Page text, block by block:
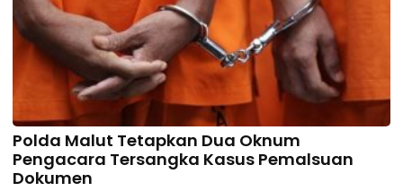
Polda Malut Tetapkan Dua Oknum
Pengacara Tersangka Kasus Pemalsuan
Dokumen